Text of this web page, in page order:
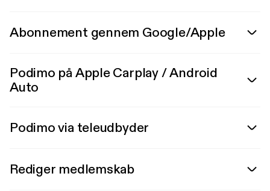
Abonnement gennem Google/Apple
Podimo på Apple Carplay / Android
Auto
Podimo via teleudbyder
Rediger medlemskab